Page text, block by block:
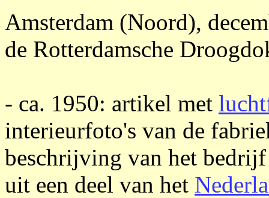
Amsterdam (Noord),
de Rotterdamsche
- ca. 1950: artikel met
interieurfoto's van de
beschrijving van het
uit een deel van het